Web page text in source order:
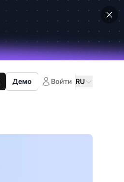
Демо Войти RU